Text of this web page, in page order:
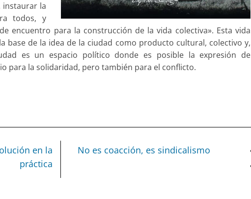
instaurar la
todos, y
encuentro para la construcción de la vida colectiva». Esta vida
base de la idea de la ciudad como producto cultural, colectivo y,
es un espacio político donde es posible la expresión de
para la solidaridad, pero también para el conflicto.
en la
práctica
No es coacción, es sindicalismo